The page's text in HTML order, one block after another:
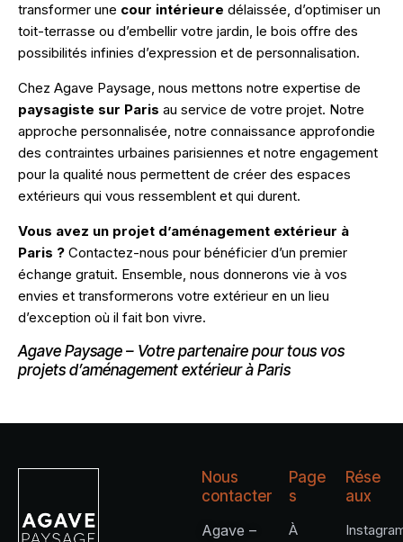
transformer une cour intérieure délaissée, d’optimiser un
toit-terrasse ou d’embellir votre jardin, le bois offre des
possibilités infinies d’expression et de personnalisation.
Chez Agave Paysage, nous mettons notre expertise de
paysagiste sur Paris au service de votre projet. Notre
approche personnalisée, notre connaissance approfondie
des contraintes urbaines parisiennes et notre engagement
pour la qualité nous permettent de créer des espaces
extérieurs qui vous ressemblent et qui durent.
Vous avez un projet d’aménagement extérieur à
Paris ? Contactez-nous pour bénéficier d’un premier
échange gratuit. Ensemble, nous donnerons vie à vos
envies et transformerons votre extérieur en un lieu
d’exception où il fait bon vivre.
Agave Paysage – Votre partenaire pour tous vos
projets d’aménagement extérieur à Paris
Nous
contacter
Agave –
Page
s
À
Rése
aux